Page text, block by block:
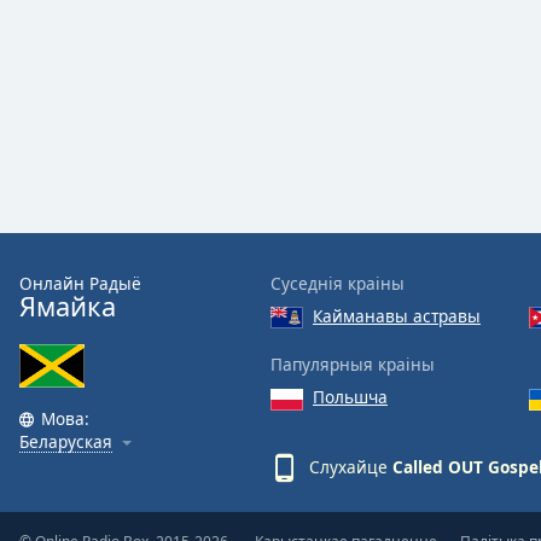
window.
dialog
window.
Escape
will
and
Онлайн Радыё
Ямайка
Мова:
Беларуская
Суседнія краіны
Кайманавы астравы
Папулярныя краіны
Польшча
Слухайце Called OUT